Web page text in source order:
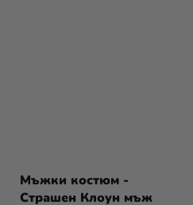
Мъжки костюм -
Страшен Клоун мъж